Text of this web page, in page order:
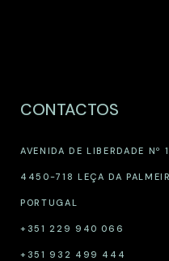
CONTACTOS
AVENIDA DE LIBERDADE Nº
4450-718 LEÇA DA
PORTUGAL
+351 229 940 066
+351 932 499 444